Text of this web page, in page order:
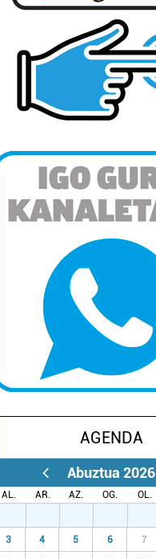
AGENDA
Abuztua 2026
AL. AR. AZ. OG. OL.
3 4 5 6 7